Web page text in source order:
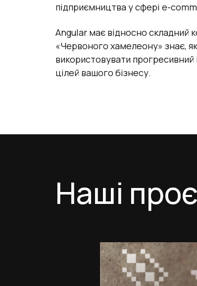
підприємництва у сфері e-
Angular має відносно складний
«Червоного хамелеону» знає,
використовувати
цілей вашого бізнесу.
Наші